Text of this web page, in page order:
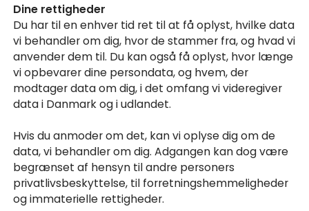
Dine rettigheder
Du har til en enhver tid ret til at få oplyst, hvilke data
vi behandler om dig, hvor de stammer fra, og hvad vi
anvender dem til. Du kan også få oplyst, hvor længe
vi opbevarer dine persondata, og hvem, der
modtager data om dig, i det omfang vi videregiver
data i Danmark og i udlandet.
Hvis du anmoder om det, kan vi oplyse dig om de
data, vi behandler om dig. Adgangen kan dog være
begrænset af hensyn til andre personers
privatlivsbeskyttelse, til forretningshemmeligheder
og immaterielle rettigheder.